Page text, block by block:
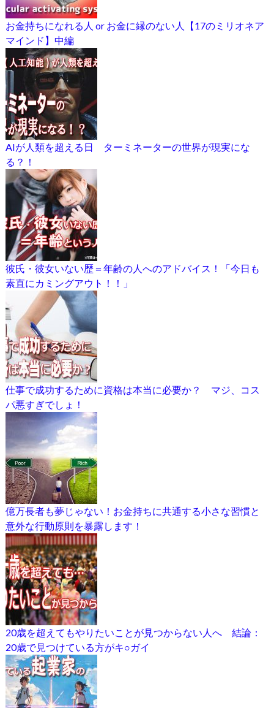
お金持ちになれる人 or お金に縁のない人【17のミリオネア
マインド】中編
AIが人類を超える日 ターミネーターの世界が現実にな
る？！
彼氏・彼女いない歴＝年齢の人へのアドバイス！「今日も
素直にカミングアウト！！」
仕事で成功するために資格は本当に必要か？ マジ、コス
パ悪すぎでしょ！
億万長者も夢じゃない！お金持ちに共通する小さな習慣と
意外な行動原則を暴露します！
20歳を超えてもやりたいことが見つからない人へ 結論：
20歳で見つけている方がキ○ガイ